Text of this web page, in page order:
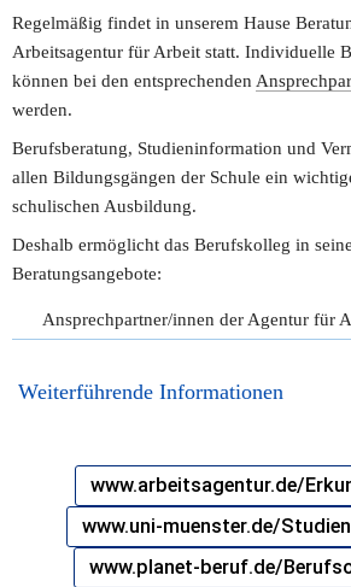
Regelmäßig findet in unserem Hause
Arbeitsagentur für Arbeit statt. Individuelle
können bei den entsprechenden
werden.
Berufsberatung, Studieninformation und
allen Bildungsgängen der Schule ein
schulischen Ausbildung.
Deshalb ermöglicht das Berufskolleg in
Beratungsangebote:
Ansprechpartner/innen der Agentur für
Weiterführende Informationen
www.arbeitsagentur.de/
www.uni-muenster.de/
www.planet-beruf.de/